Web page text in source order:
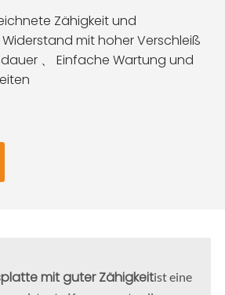
Zähigkeit und
mit hoher Verschleiß
、 Einfache Wartung und
mit guter Zähigkeitist eine